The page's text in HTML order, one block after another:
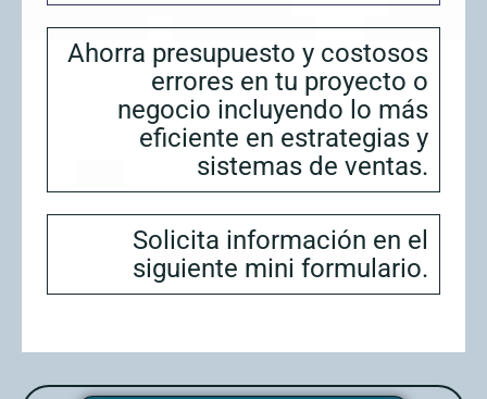
Ahorra presupuesto y costosos
errores en tu proyecto o
negocio incluyendo lo más
eficiente en estrategias y
sistemas de ventas.
Solicita información en el
siguiente mini formulario.